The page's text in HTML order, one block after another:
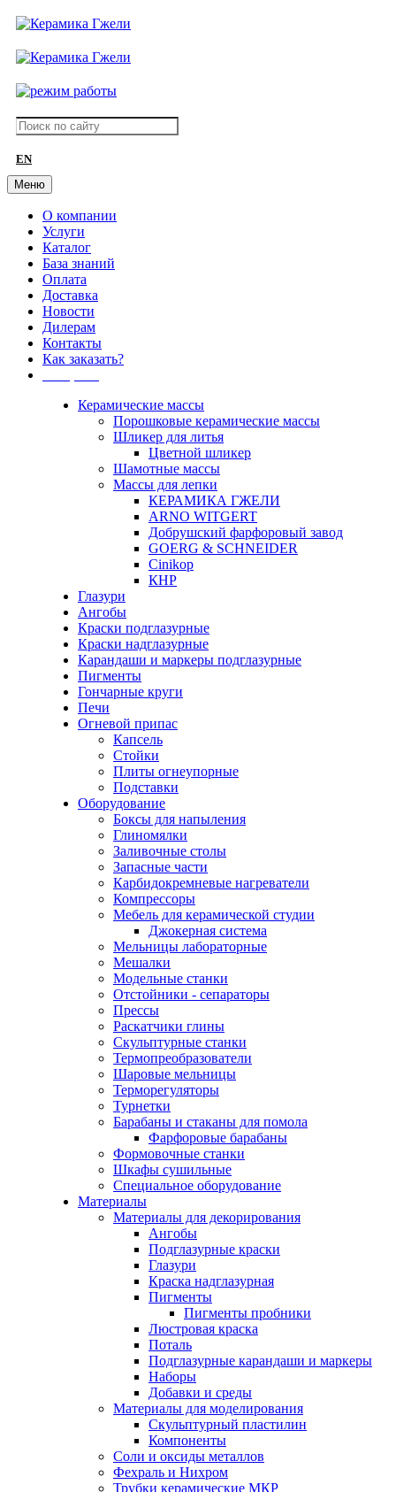
EN
Меню
О компании
Услуги
Каталог
База знаний
Оплата
Доставка
Новости
Дилерам
Контакты
Как заказать?
Керамические массы
Порошковые керамические массы
Шликер для литья
Цветной шликер
Шамотные массы
Массы для лепки
КЕРАМИКА ГЖЕЛИ
ARNO WITGERT
Добрушский фарфоровый завод
GOERG & SCHNEIDER
Cinikop
КНР
Глазури
Ангобы
Краски подглазурные
Краски надглазурные
Карандаши и маркеры подглазурные
Пигменты
Гончарные круги
Печи
Огневой припас
Капсель
Стойки
Плиты огнеупорные
Подставки
Оборудование
Боксы для напыления
Глиномялки
Заливочные столы
Запасные части
Карбидокремневые нагреватели
Компрессоры
Мебель для керамической студии
Джокерная система
Мельницы лабораторные
Мешалки
Модельные станки
Отстойники - сепараторы
Прессы
Раскатчики глины
Скульптурные станки
Термопреобразователи
Шаровые мельницы
Терморегуляторы
Турнетки
Барабаны и стаканы для помола
Фарфоровые барабаны
Формовочные станки
Шкафы сушильные
Специальное оборудование
Материалы
Материалы для декорирования
Ангобы
Подглазурные краски
Глазури
Краска надглазурная
Пигменты
Пигменты пробники
Люстровая краска
Поталь
Подглазурные карандаши и маркеры
Наборы
Добавки и среды
Материалы для моделирования
Скульптурный пластилин
Компоненты
Соли и оксиды металлов
Фехраль и Нихром
Трубки керамические МКР